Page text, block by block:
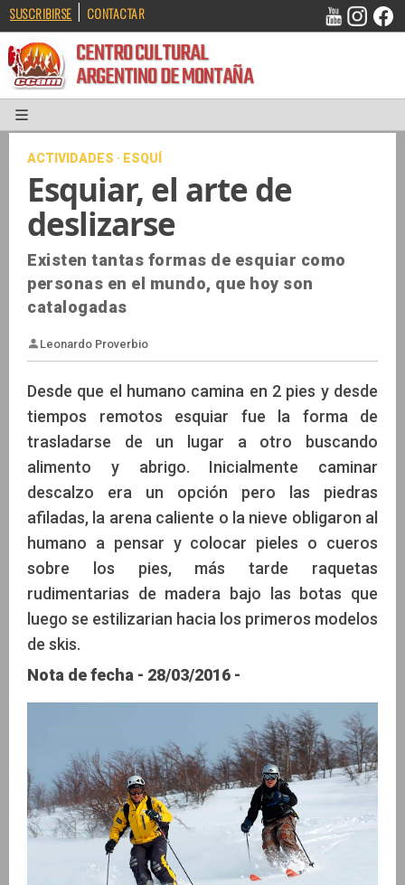
SUSCRIBIRSE | CONTACTAR
CENTRO CULTURAL
ARGENTINO DE MONTAÑA
ACTIVIDADES · ESQUÍ
Esquiar, el arte de
deslizarse
Existen tantas formas de esquiar como
personas en el mundo, que hoy son
catalogadas
Leonardo Proverbio
Desde que el humano camina en 2 pies y desde
tiempos remotos esquiar fue la forma de
trasladarse de un lugar a otro buscando
alimento y abrigo. Inicialmente caminar
descalzo era un opción pero las piedras
afiladas, la arena caliente o la nieve obligaron al
humano a pensar y colocar pieles o cueros
sobre los pies, más tarde raquetas
rudimentarias de madera bajo las botas que
luego se estilizarian hacia los primeros modelos
de skis.
Nota de fecha - 28/03/2016 -